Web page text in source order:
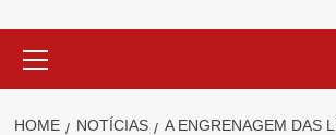
Menu
HOME NOTÍCIAS
A ENGRENAGEM DAS